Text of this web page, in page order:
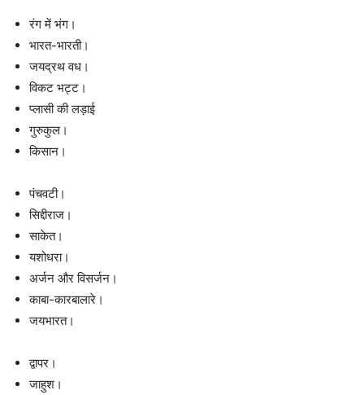
रंग में भंग।
भारत-भारती।
जयद्रथ वध।
विकट भट्ट।
प्लासी की लड़ाई
गुरुकुल।
किसान।
पंचवटी।
सिद्दीराज।
साकेत।
यशोधरा।
अर्जन और विसर्जन।
काबा-कारबालारे।
जयभारत।
द्वापर।
जाहुश।